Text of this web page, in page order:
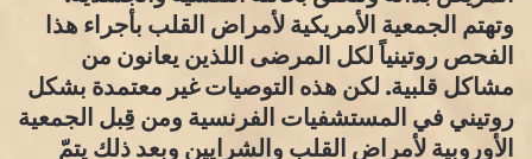
وتهتم الجمعية الأمريكية لأمراض القلب بأجراء هذا
الفحص روتينياً لكل المرضى اللذين يعانون من
مشاكل قلبية. لكن هذه التوصيات غير معتمدة بشكل
روتيني في المستشفيات الفرنسية ومن قِبل الجمعية
الأوروبية لأمراض القلب والشرايين وبعد ذلك يتمّ